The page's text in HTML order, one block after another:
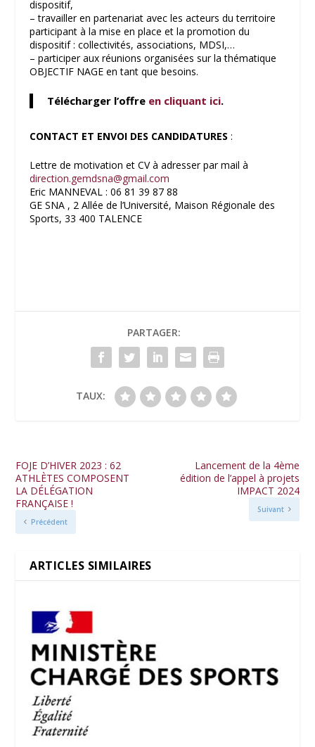
dispositif,
– travailler en partenariat avec les acteurs du territoire
participant à la mise en place et la promotion du
dispositif : collectivités, associations, MDSI,…
– participer aux réunions organisées sur la thématique
OBJECTIF NAGE en tant que besoins.
Télécharger l’offre en cliquant ici.
CONTACT ET ENVOI DES CANDIDATURES :
Lettre de motivation et CV à adresser par mail à
direction.gemdsna@gmail.com
Eric MANNEVAL : 06 81 39 87 88
GE SNA , 2 Allée de l’Université, Maison Régionale des
Sports, 33 400 TALENCE
PARTAGER:
TAUX:
FOJE D’HIVER 2023 : 62
ATHLÈTES COMPOSENT
LA DÉLÉGATION
FRANÇAISE !
Précédent
Lancement de la 4ème
édition de l’appel à projets
IMPACT 2024
Suivant
ARTICLES SIMILAIRES